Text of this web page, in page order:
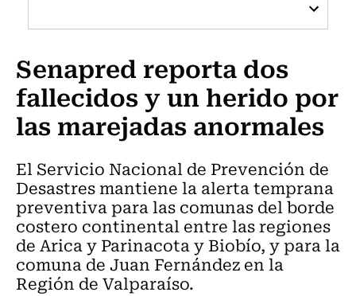
Programas Radio y TV Usach
Senapred reporta dos
fallecidos y un herido por
las marejadas anormales
El Servicio Nacional de Prevención de
Desastres mantiene la alerta temprana
preventiva para las comunas del borde
costero continental entre las regiones
de Arica y Parinacota y Biobío, y para la
comuna de Juan Fernández en la
Región de Valparaíso.